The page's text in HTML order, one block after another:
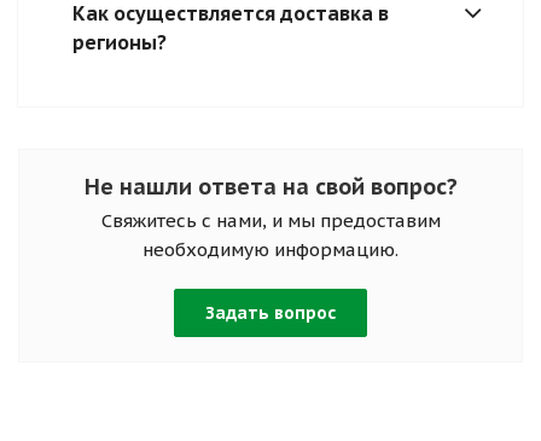
Как осуществляется доставка в
регионы?
Не нашли ответа на свой вопрос?
Свяжитесь с нами, и мы предоставим
необходимую информацию.
Задать вопрос